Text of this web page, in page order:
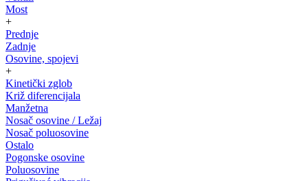
Most
+
Prednje
Zadnje
Osovine, spojevi
+
Kinetički zglob
Križ diferencijala
Manžetna
Nosač osovine / Ležaj
Nosač poluosovine
Ostalo
Pogonske osovine
Poluosovine